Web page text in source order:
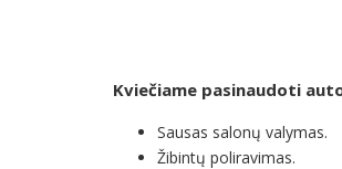
Kviečiame pasinaudoti
Sausas salonų valymas.
Žibintų poliravimas.